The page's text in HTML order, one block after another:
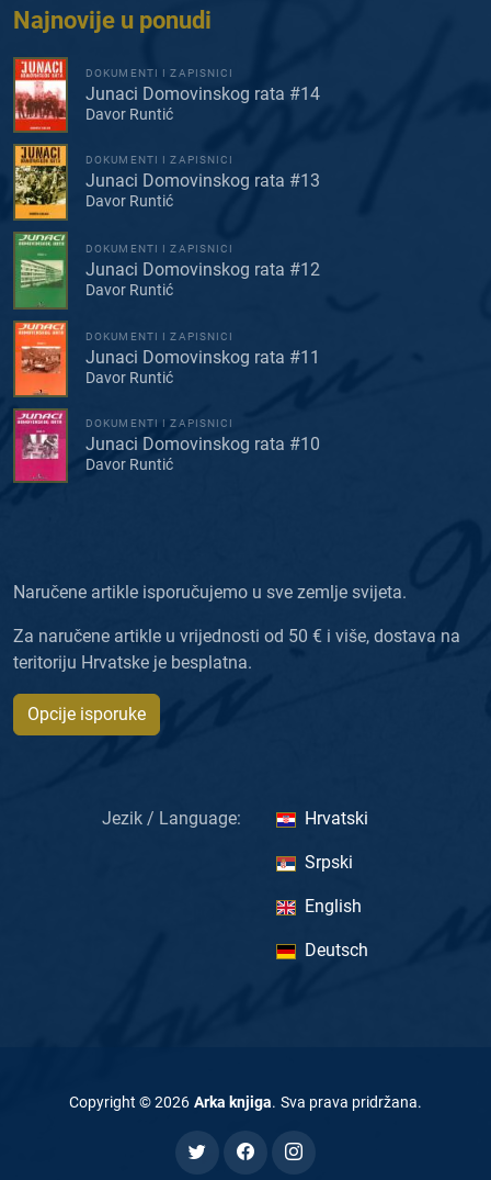
Najnovije u ponudi
DOKUMENTI I ZAPISNICI
Junaci Domovinskog rata #14
Davor Runtić
DOKUMENTI I ZAPISNICI
Junaci Domovinskog rata #13
Davor Runtić
DOKUMENTI I ZAPISNICI
Junaci Domovinskog rata #12
Davor Runtić
DOKUMENTI I ZAPISNICI
Junaci Domovinskog rata #11
Davor Runtić
DOKUMENTI I ZAPISNICI
Junaci Domovinskog rata #10
Davor Runtić
Naručene artikle isporučujemo u sve zemlje svijeta.
Za naručene artikle u vrijednosti od 50 € i više, dostava na
teritoriju Hrvatske je besplatna.
Opcije isporuke
Jezik / Language: Hrvatski
Srpski
English
Deutsch
Copyright ©2026 Arka knjiga. Sva prava pridržana.